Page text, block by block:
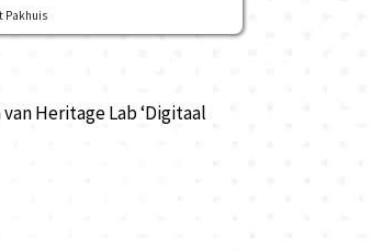
Pakhuis
Heritage Lab ‘Digitaal